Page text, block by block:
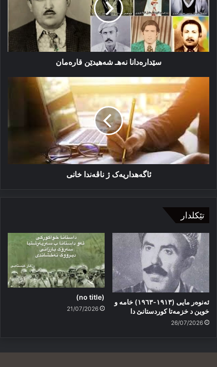
سێدارەدانا نەهـ شەهیدێن قارەمان
ئاگەهداریەک
ناڤەندا
خانی
ئاگەهداریەک ژ ناڤەندا خانی
تێکلدار
ئەنوەر مایی (١٩١٣-١٩٦٣) خامە و
خوین د خزمەتا کوردستانێ دا
26/07/2026
(no title)
21/07/2026